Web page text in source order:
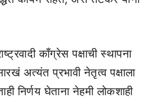
काँग्रेस पक्षाची स्थापना
अत्यंत प्रभावी नेतृत्व पक्षाला
निर्णय घेताना नेहमी लोकशाही